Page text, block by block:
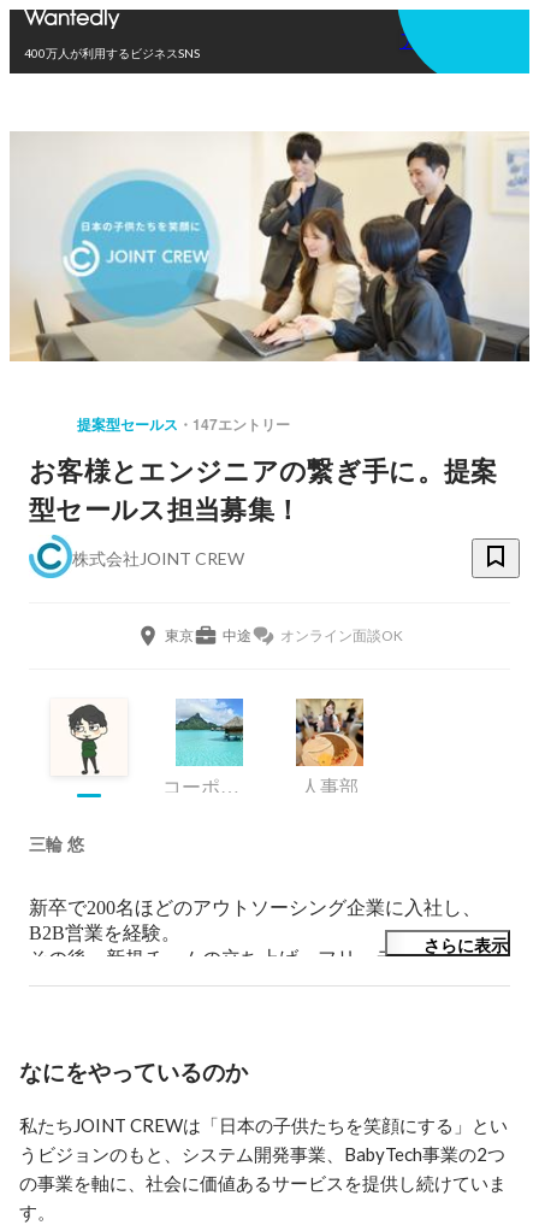
400万人が利用するビジネスSNS
アプリを使う
提案型セールス 147エントリー
お客様とエンジニアの繋ぎ手に。提案
型セールス担当募集！
株式会社JOINT CREW
東京 中途 オンライン面談OK
コーポレート・スタッフ 人事部
三輪 悠
新卒で200名ほどのアウトソーシング企業に入社し、
B2B営業を経験。
その後、新規チームの立ち上げ、フリーランスの契約窓
口、Web技術を活用した広報を担当。
インに、
採用による組織拡大、バックオフィスのフルリモート
化、業績数字への貢献をミッションに
多角的に活動しています。
さらに表示
なにをやっているのか
私たちJOINT CREWは「日本の子供たちを笑顔にする」とい
うビジョンのもと、システム開発事業、BabyTech事業の2つ
の事業を軸に、社会に価値あるサービスを提供し続けていま
す。